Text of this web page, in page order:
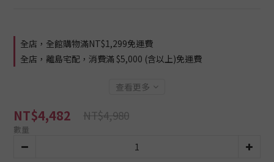
全店，全館購物滿NT$1,299免運費
全店，離島宅配，消費滿 $5,000 (含以上)免運費
查看更多
NT$4,482 NT$4,980
數量